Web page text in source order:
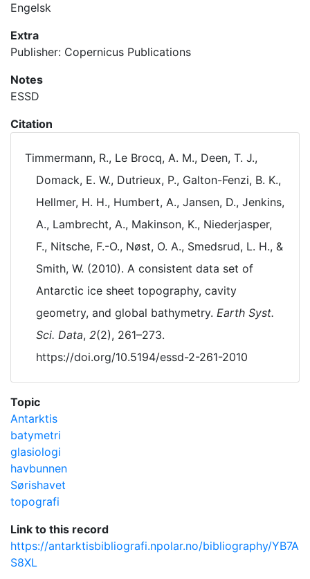
Engelsk
Extra
Publisher: Copernicus Publications
Notes
ESSD
Citation
Timmermann, R., Le Brocq, A. M., Deen, T. J.,
Domack, E. W., Dutrieux, P., Galton-Fenzi, B. K.,
Hellmer, H. H., Humbert, A., Jansen, D., Jenkins,
A., Lambrecht, A., Makinson, K., Niederjasper,
F., Nitsche, F.-O., Nøst, O. A., Smedsrud, L. H., &
Smith, W. (2010). A consistent data set of
Antarctic ice sheet topography, cavity
geometry, and global bathymetry. Earth Syst.
Sci. Data, 2(2), 261–273.
https://doi.org/10.5194/essd-2-261-2010
Topic
Antarktis
batymetri
glasiologi
havbunnen
Sørishavet
topografi
Link to this record
https://antarktisbibliografi.npolar.no/bibliography/YB7A
S8XL